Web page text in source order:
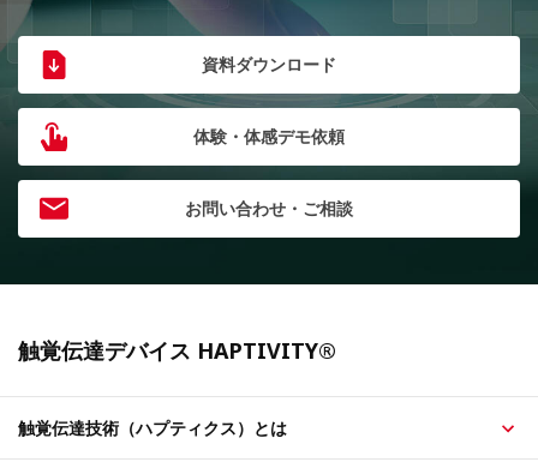
資料ダウンロード
体験・体感デモ依頼
お問い合わせ・ご相談
触覚伝達デバイス HAPTIVITY®
触覚伝達技術（ハプティクス）とは